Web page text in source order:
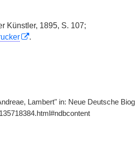
Künstler, 1895, S. 107;
.
Lambert" in: Neue Deutsche